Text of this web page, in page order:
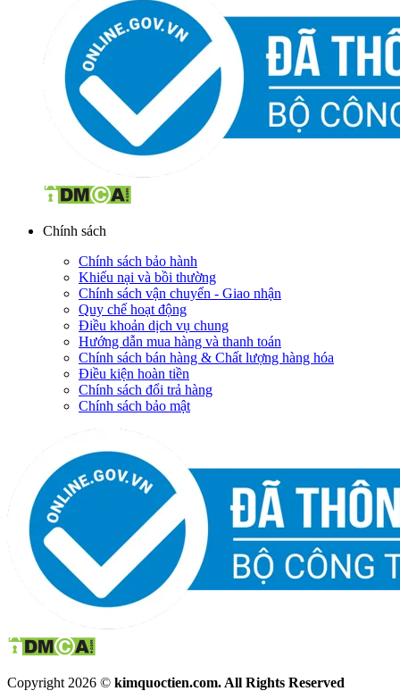
Chính sách
Chính sách bảo hành
Khiếu nại và bồi thường
Chính sách vận chuyển - Giao nhận
Quy chế hoạt động
Điều khoản dịch vụ chung
Hướng dẫn mua hàng và thanh toán
Chính sách bán hàng & Chất lượng hàng hóa
Điều kiện hoàn tiền
Chính sách đổi trả hàng
Chính sách bảo mật
Copyright 2026 © kimquoctien.com. All Rights Reserved